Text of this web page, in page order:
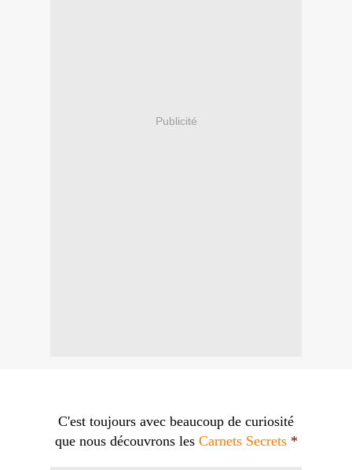
Publicité
C'est toujours avec beaucoup de curiosité
que nous découvrons les Carnets Secrets*